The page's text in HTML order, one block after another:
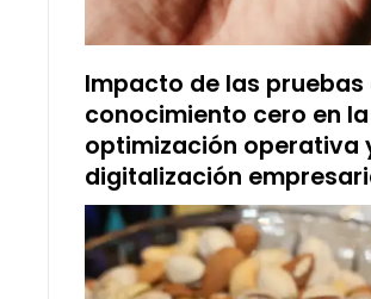
Impacto de las pruebas
conocimiento cero en la
optimización operativa
digitalización